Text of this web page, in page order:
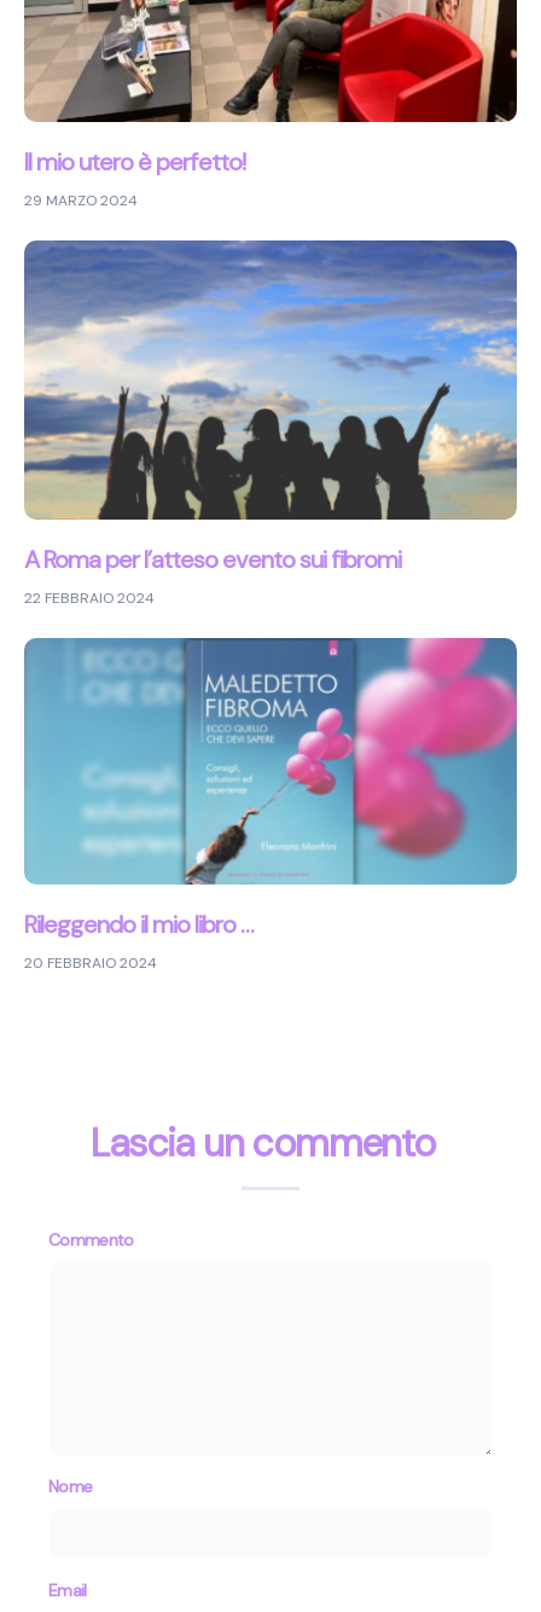
Il mio utero è perfetto!
29 MARZO 2024
A Roma per l’atteso evento sui fibromi
22 FEBBRAIO 2024
Rileggendo il mio libro …
20 FEBBRAIO 2024
Lascia un commento
Commento
Nome
Email